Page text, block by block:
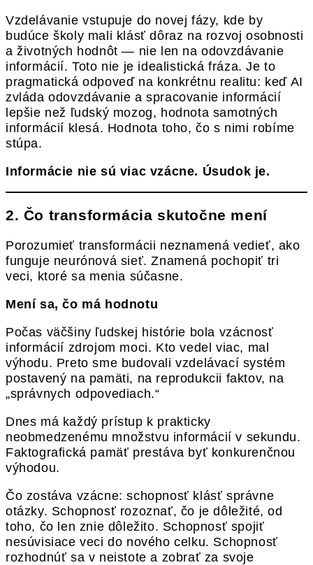
Vzdelávanie vstupuje do novej fázy, kde by
budúce školy mali klásť dôraz na rozvoj osobnosti
a životných hodnôt — nie len na odovzdávanie
informácií. Toto nie je idealistická fráza. Je to
pragmatická odpoveď na konkrétnu realitu: keď AI
zvláda odovzdávanie a spracovanie informácií
lepšie než ľudský mozog, hodnota samotných
informácií klesá. Hodnota toho, čo s nimi robíme
stúpa.
Informácie nie sú viac vzácne. Úsudok je.
2. Čo transformácia skutočne mení
Porozumieť transformácii neznamená vedieť, ako
funguje neurónová sieť. Znamená pochopiť tri
veci, ktoré sa menia súčasne.
Mení sa, čo má hodnotu
Počas väčšiny ľudskej histórie bola vzácnosť
informácií zdrojom moci. Kto vedel viac, mal
výhodu. Preto sme budovali vzdelávací systém
postavený na pamäti, na reprodukcii faktov, na
„správnych odpovediach.“
Dnes má každý prístup k prakticky
neobmedzenému množstvu informácií v sekundu.
Faktografická pamäť prestáva byť konkurenčnou
výhodou.
Čo zostáva vzácne: schopnosť klásť správne
otázky. Schopnosť rozoznať, čo je dôležité, od
toho, čo len znie dôležito. Schopnosť spojiť
nesúvisiace veci do nového celku. Schopnosť
rozhodnúť sa v neistote a zobrať za svoje